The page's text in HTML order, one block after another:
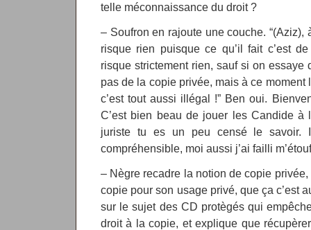
telle méconnaissance du droit ?
– Soufron en rajoute une couche.
risque rien puisque ce qu’il fait c’est
risque strictement rien, sauf si on essaye
pas de la copie privée, mais à ce moment
c’est tout aussi illégal !” Ben oui.
C’est bien beau de jouer les Candide à
juriste tu es un peu censé le savoir.
compréhensible, moi aussi j’ai failli
– Nègre recadre la notion de copie
copie pour son usage privé, que ça c’est
sur le sujet des CD protègés qui
droit à la copie, et explique que